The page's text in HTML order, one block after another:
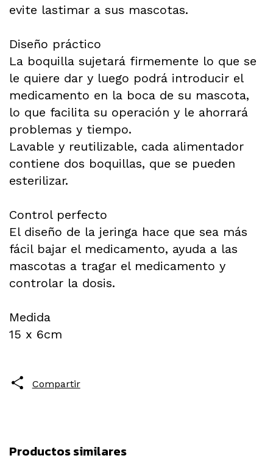
evite lastimar a sus mascotas.
Diseño práctico
La boquilla sujetará firmemente lo que se
le quiere dar y luego podrá introducir el
medicamento en la boca de su mascota,
lo que facilita su operación y le ahorrará
problemas y tiempo.
Lavable y reutilizable, cada alimentador
contiene dos boquillas, que se pueden
esterilizar.
Control perfecto
El diseño de la jeringa hace que sea más
fácil bajar el medicamento, ayuda a las
mascotas a tragar el medicamento y
controlar la dosis.
Medida
15 x 6cm
Compartir
Productos similares